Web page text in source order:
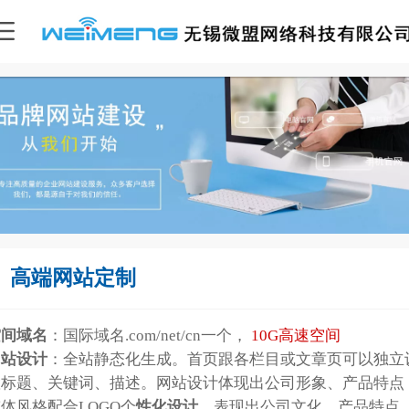
高端网站定制
域名 ：国际域名.com/net/cn一个， 10G高速空间
设计 ：全站静态化生成。首页跟各栏目或文章页可以独立
题、关键词、描述。网站设计体现出公司形象、产品特点